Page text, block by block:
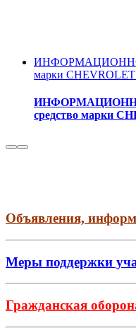
ИНФОРМАЦИОННОЕ
марки
ИНФОРМАЦИОННОЕ
средство марки
Объявления,
Меры поддержки
Гражданская